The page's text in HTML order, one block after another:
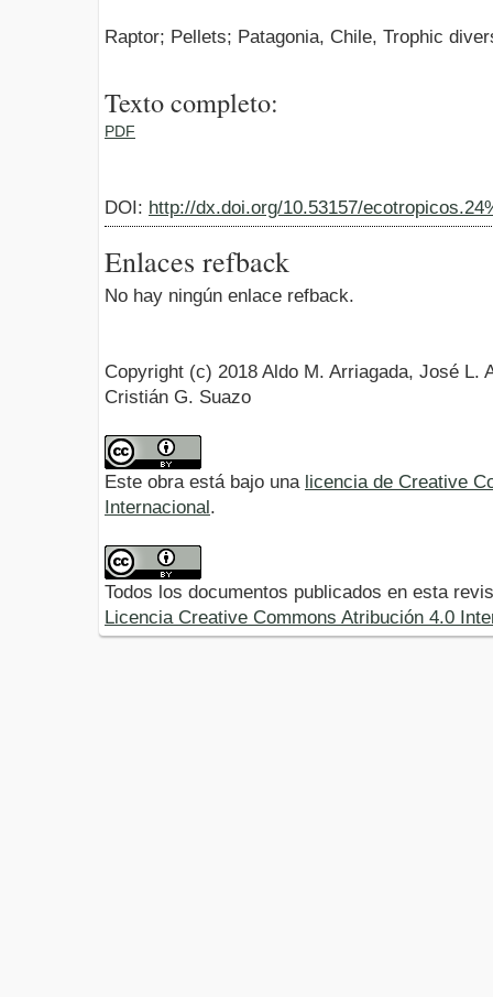
Raptor; Pellets; Patagonia, Chile, Trophic
Texto completo:
PDF
DOI: http://dx.doi.org/10.53157/
Enlaces refback
No hay ningún enlace refback.
Copyright (c) 2018 Aldo M. Arriagada, José L.
Cristián G. Suazo
Este obra está bajo una licencia de Creative
Internacional.
Todos los documentos publicados en esta
Licencia Creative Commons Atribución 4.0